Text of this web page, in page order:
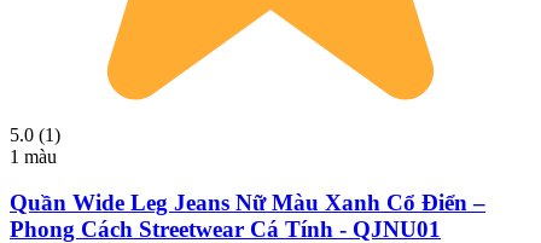
5.0 (1)
1 màu
Quần Wide Leg Jeans Nữ Màu Xanh Cổ Điển –
Phong Cách Streetwear Cá Tính - QJNU01